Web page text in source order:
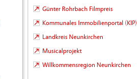
Günter Rohrbach Filmpreis
Kommunales Immobilienportal (KIP)
Landkreis Neunkirchen
Musicalprojekt
Willkommensregion Neunkirchen